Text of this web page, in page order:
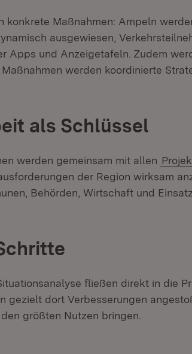
konkrete Maßnahmen: Ampeln
ausgewiesen,
Apps und Anzeigetafeln. Zudem
werden koordinierte
als Schlüssel
werden gemeinsam mit allen
der Region wirksam
Behörden, Wirtschaft und
fließen direkt in die
gezielt dort Verbesserungen
größten Nutzen bringen.